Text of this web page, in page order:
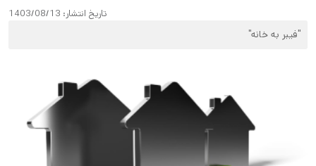
تاریخ انتشار: 1403/08/13
"فیبر به خانه"